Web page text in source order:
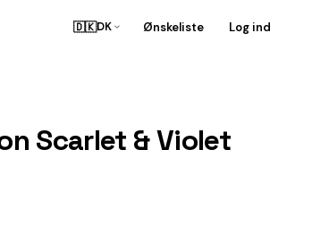
🇩🇰DK Ønskeliste Log ind
Scarlet & Violet